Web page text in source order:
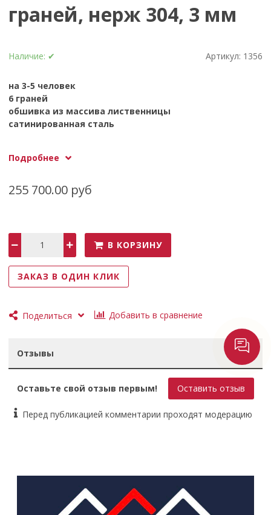
граней, нерж 304, 3 мм
Наличие: ✔ Артикул: 1356
на 3-5 человек
6 граней
обшивка из массива лиственницы
сатинированная сталь
Вес в упаковке: ~ 170кг
Подробнее
255 700.00 руб
В КОРЗИНУ
ЗАКАЗ В ОДИН КЛИК
Поделиться Добавить в сравнение
Отзывы
Оставьте свой отзыв первым! Оставить отзыв
Перед публикацией комментарии проходят модерацию